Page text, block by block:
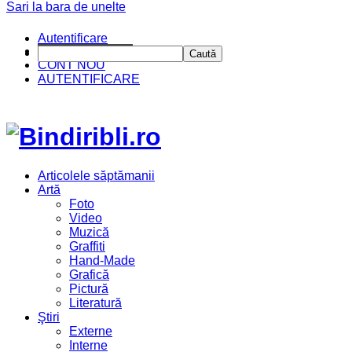
CINE SUNTEM?
CONT NOU
AUTENTIFICARE
Articolele săptămanii
Artă
Foto
Video
Muzică
Graffiti
Hand-Made
Grafică
Pictură
Literatură
Ştiri
Externe
Interne
Sari la bara de unelte
Autentificare
Caută